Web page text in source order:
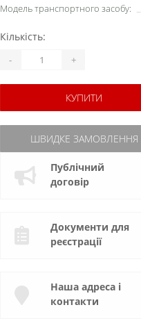
Модель транспортного засобу:
Кількість:
- +
КУПИТИ
ШВИДКЕ ЗАМОВЛЕННЯ
Публічний
договір
Документи для
реєстрації
Наша адреса і
контакти